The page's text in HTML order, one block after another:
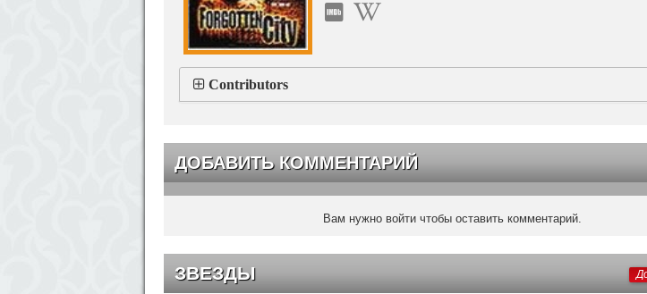
Contributors
ДОБАВИТЬ КОММЕНТАРИЙ
Вам нужно войти чтобы оставить комментарий.
ЗВЕЗДЫ